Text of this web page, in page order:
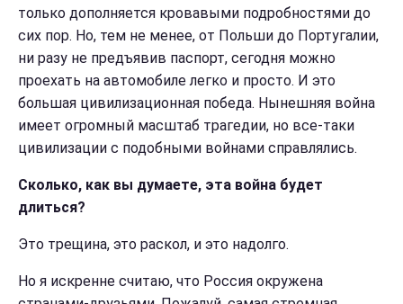
только дополняется кровавыми подробностями до
сих пор. Но, тем не менее, от Польши до Португалии,
ни разу не предъявив паспорт, сегодня можно
проехать на автомобиле легко и просто. И это
большая цивилизационная победа. Нынешняя война
имеет огромный масштаб трагедии, но все-таки
цивилизации с подобными войнами справлялись.
Сколько, как вы думаете, эта война будет
длиться?
Это трещина, это раскол, и это надолго.
Но я искренне считаю, что Россия окружена